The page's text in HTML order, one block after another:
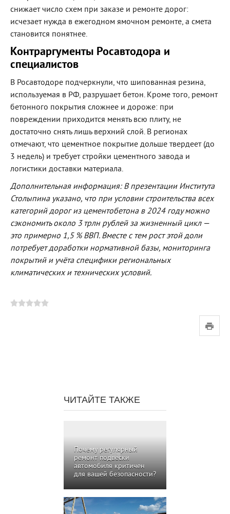
снижает число схем при заказе и ремонте дорог:
исчезает нужда в ежегодном ямочном ремонте, а смета
становится понятнее.
Контраргументы Росавтодора и
специалистов
В Росавтодоре подчеркнули, что шипованная резина,
используемая в РФ, разрушает бетон. Кроме того, ремонт
бетонного покрытия сложнее и дороже: при
повреждении приходится менять всю плиту, не
достаточно снять лишь верхний слой. В регионах
отмечают, что цементное покрытие дольше твердеет (до
3 недель) и требует стройки цементного завода и
логистики доставки материала.
Дополнительная информация: В презентации Института
Столыпина указано, что при условии строительства всех
категорий дорог из цементобетона в 2024 году можно
сэкономить около 3 трлн рублей за жизненный цикл —
это примерно 1,5 % ВВП. Вместе с тем рост этой доли
потребует доработки нормативной базы, мониторинга
покрытий и учёта специфики региональных
климатических и технических условий.
ЧИТАЙТЕ ТАКЖЕ
Почему регулярный
ремонт подвески
автомобиля критичен
для вашей безопасности?